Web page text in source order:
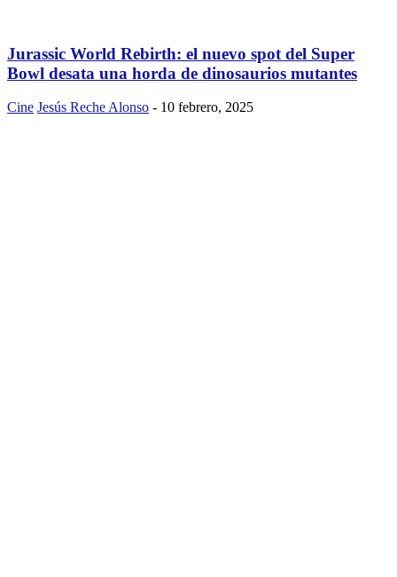
Jurassic World Rebirth: el nuevo spot del Super
Bowl desata una horda de dinosaurios mutantes
Cine Jesús Reche Alonso - 10 febrero, 2025